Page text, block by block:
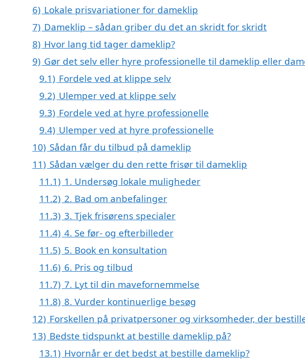
6) Lokale prisvariationer for dameklip
7) Dameklip – sådan griber du det an skridt for skridt
8) Hvor lang tid tager dameklip?
9) Gør det selv eller hyre professionelle til dameklip eller
9.1) Fordele ved at klippe selv
9.2) Ulemper ved at klippe selv
9.3) Fordele ved at hyre professionelle
9.4) Ulemper ved at hyre professionelle
10) Sådan får du tilbud på dameklip
11) Sådan vælger du den rette frisør til dameklip
11.1) 1. Undersøg lokale muligheder
11.2) 2. Bad om anbefalinger
11.3) 3. Tjek frisørens specialer
11.4) 4. Se før- og efterbilleder
11.5) 5. Book en konsultation
11.6) 6. Pris og tilbud
11.7) 7. Lyt til din mavefornemmelse
11.8) 8. Vurder kontinuerlige besøg
12) Forskellen på privatpersoner og virksomheder, der
13) Bedste tidspunkt at bestille dameklip på?
13.1) Hvornår er det bedst at bestille dameklip?